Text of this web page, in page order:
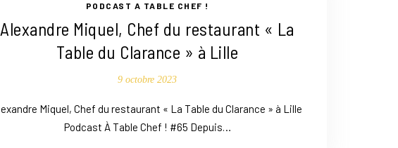
PODCAST A TABLE CHEF !
Alexandre Miquel, Chef du restaurant « La
Table du Clarance » à Lille
9 octobre 2023
Miquel, Chef du restaurant « La Table du Clarance » à Lille
Podcast À Table Chef ! #65 Depuis…